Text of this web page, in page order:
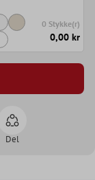
0 Stykke(r)
0,00 kr
Del